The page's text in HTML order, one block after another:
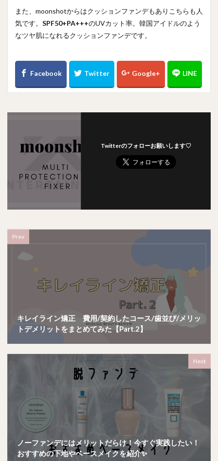
また、moonshotからはクッションファンデもありこちらも人
気です。 SPF50+PA+++のUVカット率。韓国アイドルのよう
なツヤ肌になれるクッションファンデです。
Twitterのフォローお願いします♡
Prev
キレイライン矯正 費用/契約したコース/歯並び/メリッ
トデメリットをまとめてみた【Part.2】
Next
ノーファンデにはメリットだらけ！今すぐ実践したい！
おすすめの下地やベースメイクを紹介✨